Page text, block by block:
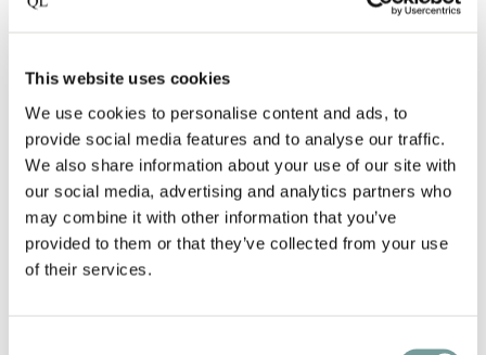
This website uses cookies
We use cookies to personalise content and ads, to
provide social media features and to analyse our traffic.
We also share information about your use of our site with
our social media, advertising and analytics partners who
may combine it with other information that you’ve
provided to them or that they’ve collected from your use
of their services.